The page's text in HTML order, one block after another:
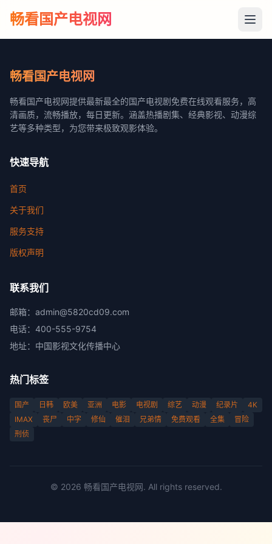
畅看国产电视网
畅看国产电视网
畅看国产电视网提供最新最全的国产电视剧免费在线观看服务，高
清画质，流畅播放，每日更新。涵盖热播剧集、经典影视、动漫综
艺等多种类型，为您带来极致观影体验。
快速导航
首页
关于我们
服务支持
版权声明
联系我们
邮箱： admin@5820cd09.com
电话： 400-555-9754
地址： 中国影视文化传播中心
热门标签
国产 日韩 欧美 亚洲 电影 电视剧 综艺 动漫 纪录片
4K
IMAX
丧尸 中字 修仙 催泪 兄弟情 免费观看 全集
冒险
刑侦
© 2026 畅看国产电视网. All rights reserved.